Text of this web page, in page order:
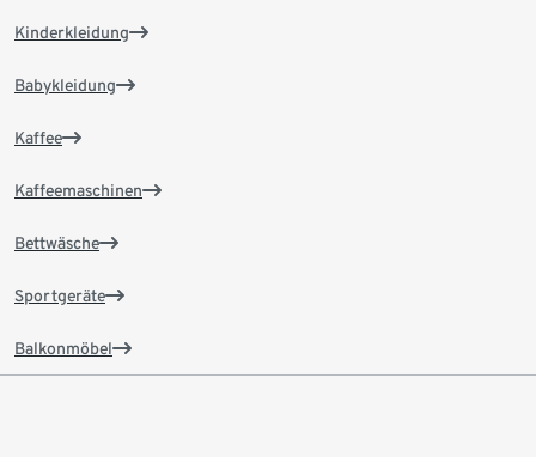
Kinderkleidung
Babykleidung
Kaffee
Kaffeemaschinen
Bettwäsche
Sportgeräte
Balkonmöbel